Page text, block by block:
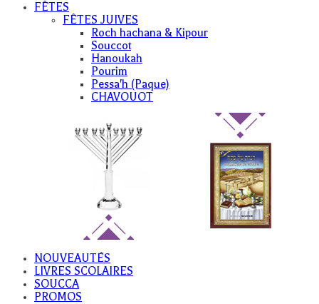
FÊTES
FÊTES JUIVES
Roch hachana & Kipour
Souccot
Hanoukah
Pourim
Pessa'h (Paque)
CHAVOUOT
NOUVEAUTÉS
LIVRES SCOLAIRES
SOUCCA
PROMOS